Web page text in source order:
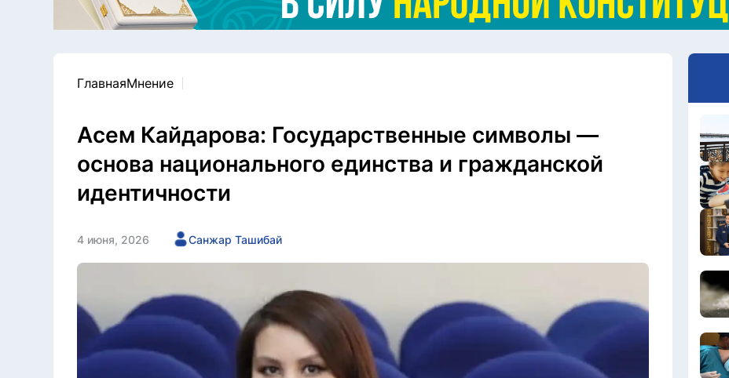
Социум
Спорт
Этический кодекс
ГлавнаяМнение
Асем Кайдарова: Государственные символы —
основа национального единства и гражданской
идентичности
4 июня, 2026 Санжар Ташибай